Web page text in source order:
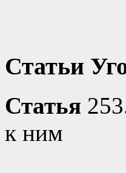
Статьи
Статья
к ним